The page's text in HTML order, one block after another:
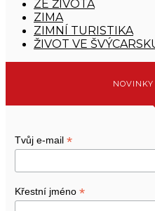
ZE ŽIVOTA
ZIMA
ZIMNÍ TURISTIKA
ŽIVOT VE
Tvůj e-mail *
Křestní jméno *